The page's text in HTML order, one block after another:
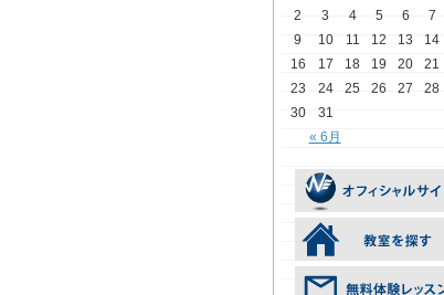
« 6月
2
3 4 5 6 7
9
10 11 12 13 14
16
17 18 19 20 21
23
24 25 26 27 28
30
31